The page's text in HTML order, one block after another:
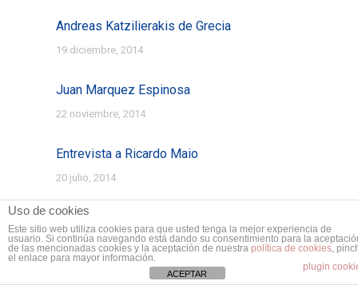
Andreas Katzilierakis de Grecia
19 diciembre, 2014
Juan Marquez Espinosa
22 noviembre, 2014
Entrevista a Ricardo Maio
20 julio, 2014
Entrevista a Boris Barreira
27 junio, 2014
Uso de cookies
Este sitio web utiliza cookies para que usted tenga la mejor experiencia de
usuario. Si continúa navegando está dando su consentimiento para la
de las mencionadas cookies y la aceptación de nuestra política de cookies,
el enlace para mayor información.
plugin
ACEPTAR